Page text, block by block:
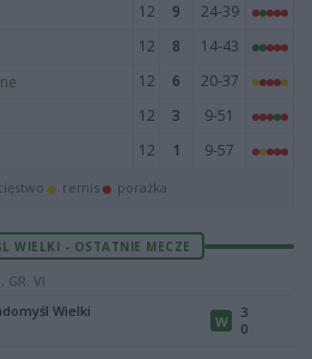
12 9
24-39
12 8
14-43
12 6
20-37
12 3
9-51
12 1 9-57
remis porażka
WIELKI - OSTATNIE MECZE
GR. VI
Wielki
W
3
0